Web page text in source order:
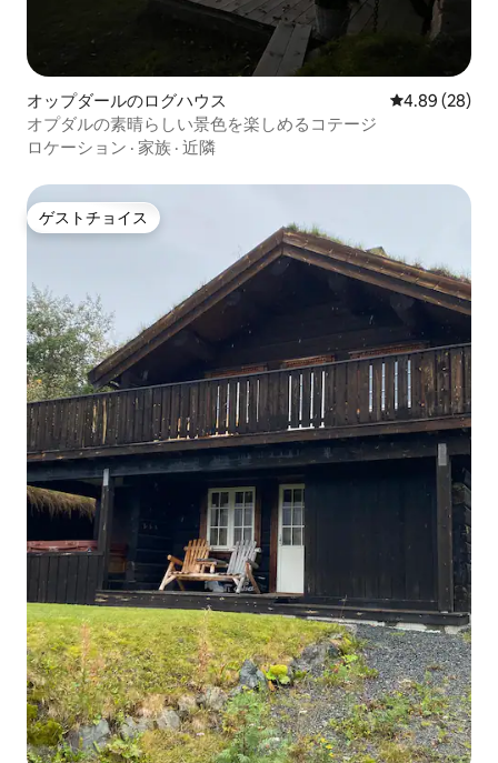
オップダールのログハウス レビュー28
4.89 (28)
オプダルの素晴らしい景色を楽しめるコテージ
ロケーション · 家族 · 近隣
ゲストチョイス
ゲストチョイス